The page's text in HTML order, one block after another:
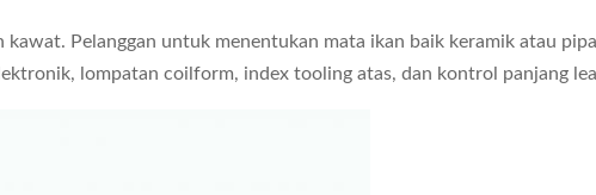
Pelanggan untuk menentukan mata ikan baik keramik atau
lompatan coilform, index tooling atas, dan kontrol panjang